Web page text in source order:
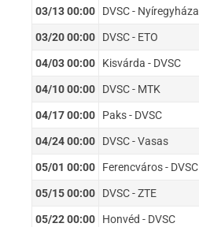
03/13 00:00 DVSC - Nyíregyháza
03/20 00:00 DVSC - ETO
04/03 00:00 Kisvárda - DVSC
04/10 00:00 DVSC - MTK
04/17 00:00 Paks - DVSC
04/24 00:00 DVSC - Vasas
05/01 00:00 Ferencváros - DVSC
05/15 00:00 DVSC - ZTE
05/22 00:00 Honvéd - DVSC